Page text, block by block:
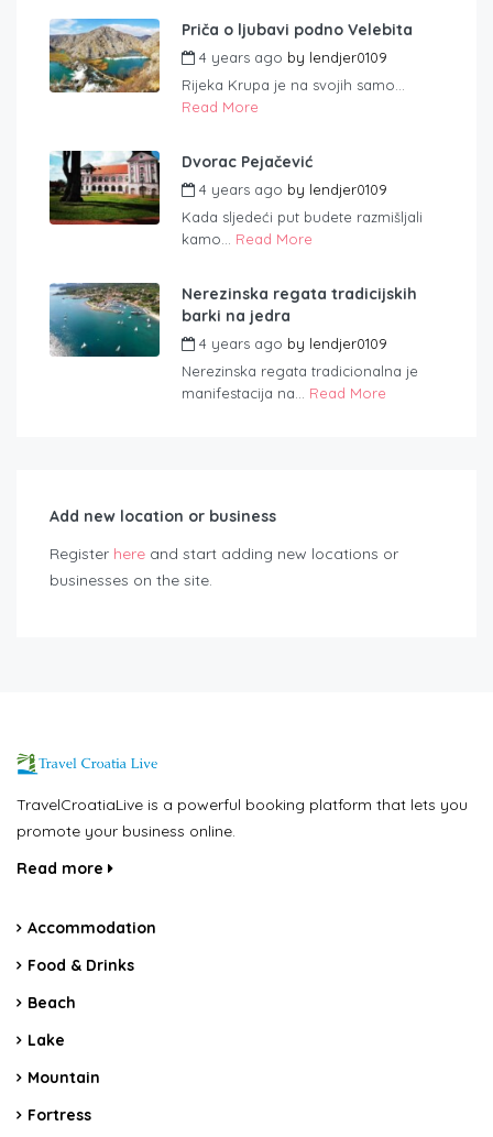
Priča o ljubavi podno Velebita
4 years ago by lendjer0109
Rijeka Krupa je na svojih samo...
Read More
Dvorac Pejačević
4 years ago by lendjer0109
Kada sljedeći put budete razmišljali
kamo... Read More
Nerezinska regata tradicijskih
barki na jedra
4 years ago by lendjer0109
Nerezinska regata tradicionalna je
manifestacija na... Read More
Add new location or business
Register here and start adding new locations or
businesses on the site.
TravelCroatiaLive is a powerful booking platform that lets you
promote your business online.
Read more
Accommodation
Food & Drinks
Beach
Lake
Mountain
Fortress